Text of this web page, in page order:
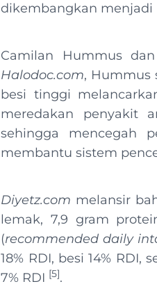
dikembangkan menjadi
Camilan Hummus
Halodoc.com, Hummus
besi tinggi
meredakan penyakit
sehingga mencegah
membantu sistem
Diyetz.com melansir
lemak, 7,9 gram
(recommended daily
18% RDI, besi 14% RDI,
7% RDI [5].